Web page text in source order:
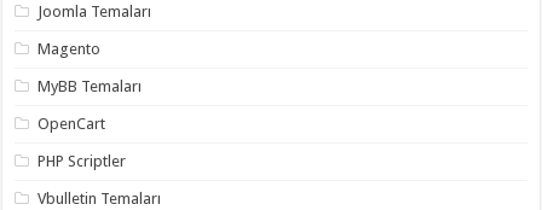
organizasyon ,
organizasyon,
organizasyon,
palyaço,
takipçi
twitter
Joomla Temaları
Magento
MyBB Temaları
OpenCart
PHP Scriptler
Vbulletin Temaları